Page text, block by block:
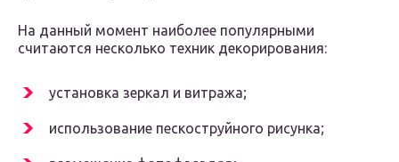
На данный момент наиболее популярными
считаются несколько техник декорирования:
установка зеркал и витража;
использование пескоструйного рисунка;